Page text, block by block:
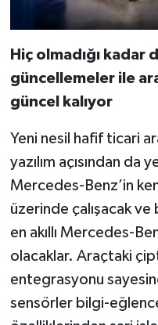
Hiç olmadığı kadar
güncellemeler ile
güncel kalıyor
Yeni nesil hafif ticari
yazılım açısından
Mercedes-Benz’in
üzerinde çalışacak
en akıllı Mercedes-
olacaklar. Araçtaki
entegrasyonu
sensörler bilgi-